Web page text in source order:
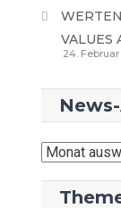
VALUES
24.
News-